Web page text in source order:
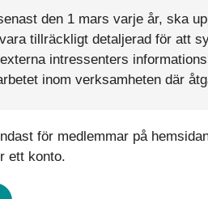
den 1 mars varje år, ska
tillräckligt detaljerad för att
intressenters
inom verksamheten där
för medlemmar på
ett konto.